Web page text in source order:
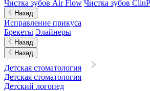
Чистка зубов Air Flow Чистка зубов
Назад
Исправление прикуса
Брекеты Элайнеры
Назад
Назад
Детская стоматология
Детская стоматология
Детский логопед